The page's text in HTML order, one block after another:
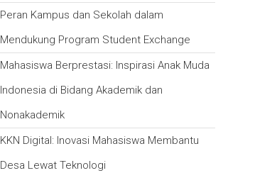
Peran Kampus dan Sekolah dalam
Mendukung Program Student Exchange
Mahasiswa Berprestasi: Inspirasi Anak Muda
Indonesia di Bidang Akademik dan
Nonakademik
KKN Digital: Inovasi Mahasiswa Membantu
Desa Lewat Teknologi